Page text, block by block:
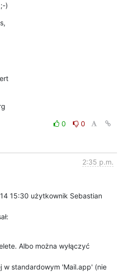
)
0
0
2:35 p.m.
15:30 użytkownik Sebastian
Albo można wyłączyć
w standardowym 'Mail.app' (nie